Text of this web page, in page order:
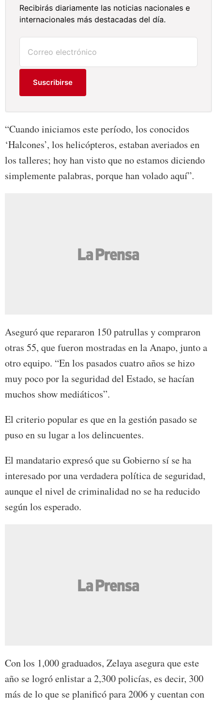
Recibirás diariamente las noticias nacionales e
internacionales más destacadas del día.
Suscribirse
“Cuando iniciamos este período, los conocidos
‘Halcones’, los helicópteros, estaban averiados en
los talleres; hoy han visto que no estamos diciendo
simplemente palabras, porque han volado aquí”.
Aseguró que repararon 150 patrullas y compraron
otras 55, que fueron mostradas en la Anapo, junto a
otro equipo. “En los pasados cuatro años se hizo
muy poco por la seguridad del Estado, se hacían
muchos show mediáticos”.
El criterio popular es que en la gestión pasado se
puso en su lugar a los delincuentes.
El mandatario expresó que su Gobierno sí se ha
interesado por una verdadera política de seguridad,
aunque el nivel de criminalidad no se ha reducido
según los esperado.
Con los 1,000 graduados, Zelaya asegura que este
año se logró enlistar a 2,300 policías, es decir, 300
más de lo que se planificó para 2006 y cuentan con